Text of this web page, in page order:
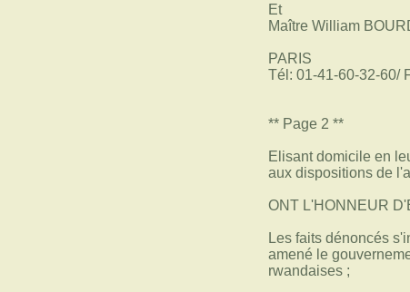
Et
Maître William
PARIS
Tél: 01-41-60-32-60/
** Page 2 **
Elisant domicile en
aux dispositions de
ONT L'HONNEUR
Les faits dénoncés
amené le
rwandaises ;